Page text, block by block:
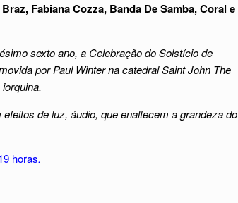
Fabiana Cozza, Banda De Samba, Coral e
sexto ano, a Celebração do Solstício de
por Paul Winter na catedral Saint John The
de luz, áudio, que enaltecem a grandeza do
horas.